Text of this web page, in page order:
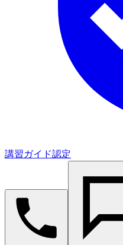
講習ガイド認定